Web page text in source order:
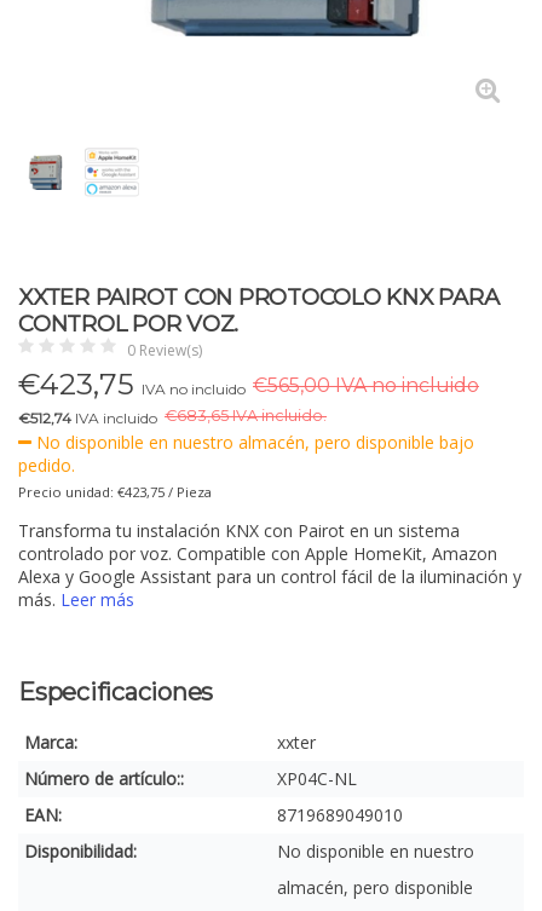
XXTER PAIROT CON PROTOCOLO KNX PARA
CONTROL POR VOZ.
0 Review(s)
€423,75 IVA no incluido €565,00 IVA no incluido
€512,74 IVA incluido €683,65 IVA incluido.
No disponible en nuestro almacén, pero disponible bajo
pedido.
Precio unidad: €423,75 / Pieza
Transforma tu instalación KNX con Pairot en un sistema
controlado por voz. Compatible con Apple HomeKit, Amazon
Alexa y Google Assistant para un control fácil de la iluminación y
más. Leer más
Especificaciones
Marca:
xxter
Número de artículo::
XP04C-NL
EAN:
8719689049010
Disponibilidad:
No disponible en nuestro
almacén, pero disponible